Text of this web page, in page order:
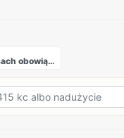
Rozdział 8 - Zmiany w przepisach obowiązujących, przepisy przejściowe i końcowe